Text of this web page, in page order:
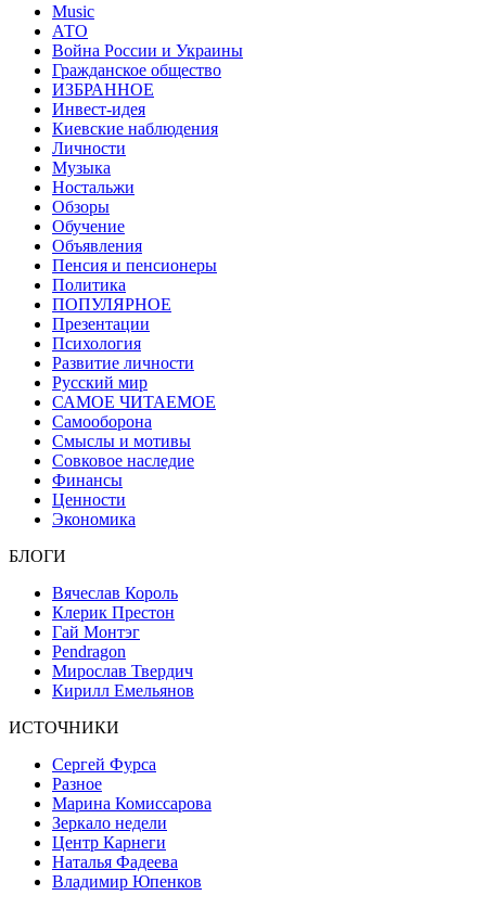
Music
АТО
Война России и Украины
Гражданское общество
ИЗБРАННОЕ
Инвест-идея
Киевские наблюдения
Личности
Музыка
Ностальжи
Обзоры
Обучение
Объявления
Пенсия и пенсионеры
Политика
ПОПУЛЯРНОЕ
Презентации
Психология
Развитие личности
Русский мир
САМОЕ ЧИТАЕМОЕ
Самооборона
Смыслы и мотивы
Совковое наследие
Финансы
Ценности
Экономика
БЛОГИ
Вячеслав Король
Клерик Престон
Гай Монтэг
Pendragon
Мирослав Твердич
Кирилл Емельянов
ИСТОЧНИКИ
Сергей Фурса
Разное
Марина Комиссарова
Зеркало недели
Центр Карнеги
Наталья Фадеева
Владимир Юпенков